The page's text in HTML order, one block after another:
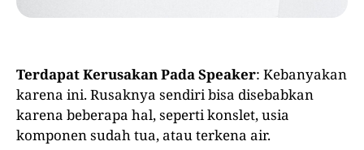
Terdapat Kerusakan Pada Speaker: Kebanyakan
karena ini. Rusaknya sendiri bisa disebabkan
karena beberapa hal, seperti konslet, usia
komponen sudah tua, atau terkena air.